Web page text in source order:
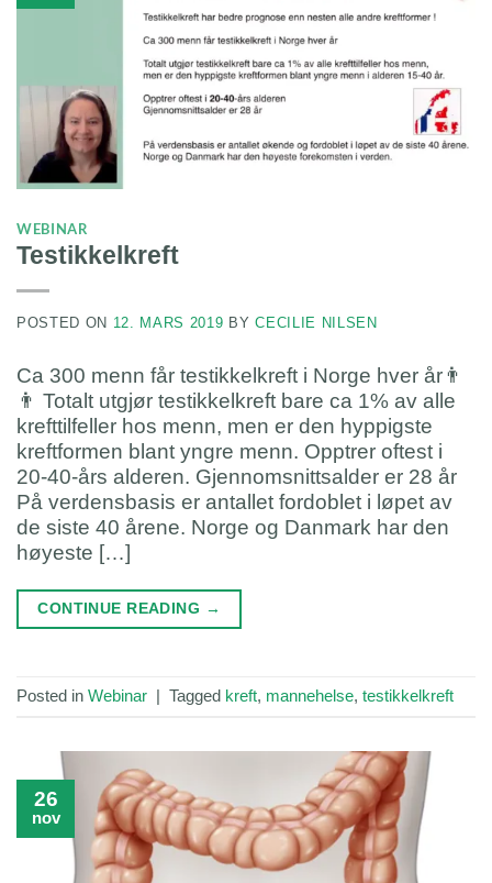
WEBINAR
Testikkelkreft
POSTED ON 12. MARS 2019 BYCECILIE NILSEN
Ca 300 menn får testikkelkreft i Norge hver år👨
👨‍ Totalt utgjør testikkelkreft bare ca 1% av alle
krefttilfeller hos menn, men er den hyppigste
kreftformen blant yngre menn. Opptrer oftest i
20-40-års alderen. Gjennomsnittsalder er 28 år
På verdensbasis er antallet fordoblet i løpet av
de siste 40 årene. Norge og Danmark har den
høyeste […]
CONTINUE READING →
Posted in Webinar | Tagged kreft, mannehelse, testikkelkreft
26
nov